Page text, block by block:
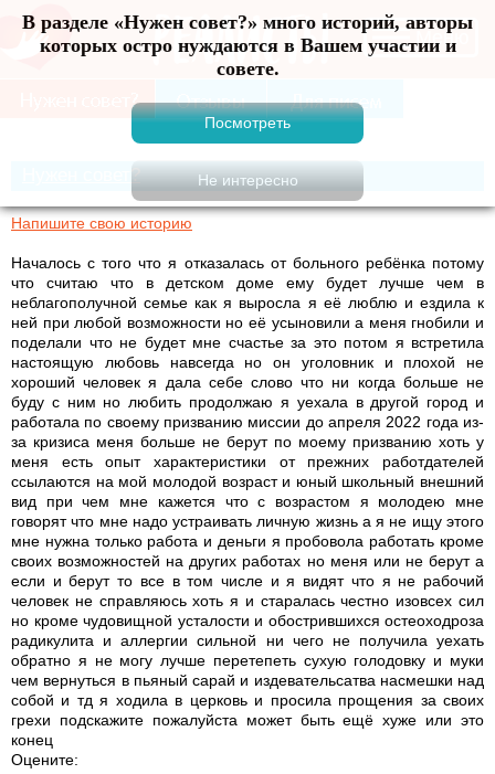
В разделе «Нужен совет?» много историй, авторы
которых остро нуждаются в Вашем участии и
совете.
Меню
Нужен совет?
Напишите свою историю
Началось с того что я отказалась от больного ребёнка потому
что считаю что в детском доме ему будет лучше чем в
неблагополучной семье как я выросла я её люблю и ездила к
ней при любой возможности но её усыновили а меня гнобили и
поделали что не будет мне счастье за это потом я встретила
настоящую любовь навсегда но он уголовник и плохой не
хороший человек я дала себе слово что ни когда больше не
буду с ним но любить продолжаю я уехала в другой город и
работала по своему призванию миссии до апреля 2022 года из-
за кризиса меня больше не берут по моему призванию хоть у
меня есть опыт характеристики от прежних работдателей
ссылаются на мой молодой возраст и юный школьный внешний
вид при чем мне кажется что с возрастом я молодею мне
говорят что мне надо устраивать личную жизнь а я не ищу этого
мне нужна только работа и деньги я пробовола работать кроме
своих возможностей на других работах но меня или не берут а
если и берут то все в том числе и я видят что я не рабочий
человек не справляюсь хоть я и старалась честно изовсех сил
но кроме чудовищной усталости и обострившихся остеоходроза
радикулита и аллергии сильной ни чего не получила уехать
обратно я не могу лучше перетепеть сухую голодовку и муки
чем вернуться в пьяный сарай и издевательсатва насмешки над
собой и тд я ходила в церковь и просила прощения за своих
грехи подскажите пожалуйста может быть ещё хуже или это
конец
Оцените: